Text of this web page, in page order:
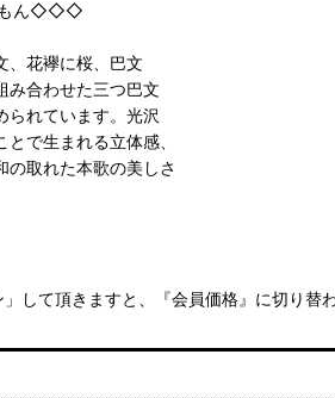
ん◇◇◇
、花襷に桜、巴文
み合わせた三つ巴文
れています。光沢
で生まれる立体感、
取れた本歌の美しさ
して頂きますと、『会員価格』に切り